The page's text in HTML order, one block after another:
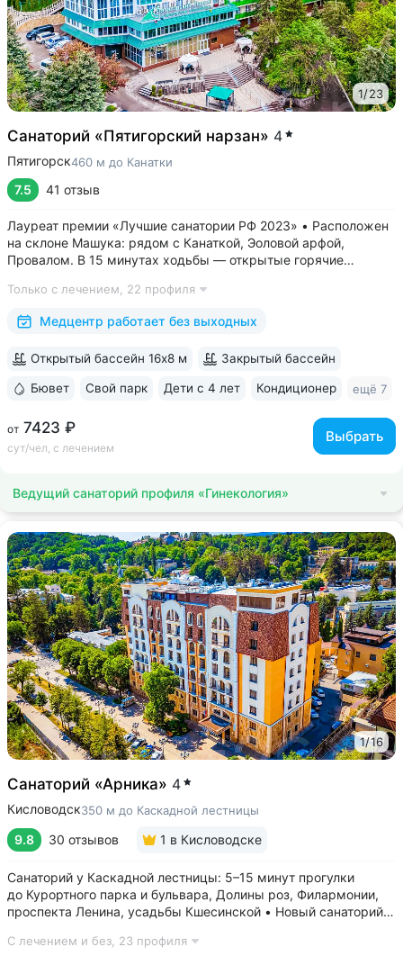
1/23
Санаторий «Пятигорский нарзан» 4
Пятигорск460 м до Канатки
7.5 41 отзыв
Лауреат премии «Лучшие санатории РФ 2023» • Расположен
на склоне Машука: рядом с Канаткой, Эоловой арфой,
Провалом. В 15 минутах ходьбы — открытые горячие
Эльбрус и Кавказский хребет — наблюдайте самые красивые
рассветы и закаты в городе •...
Только с лечением, 22 профиля
Медцентр работает без выходных
от 7423 ₽
сут/чел, с лечением
Выбрать
Открытый бассейн 16х8 м Закрытый бассейн
Бювет Свой парк Дети с 4 лет Кондиционер ещё 7
Ведущий санаторий профиля «Гинекология»
1/16
Санаторий «Арника» 4
Кисловодск350 м до Каскадной лестницы
9.8 30 отзывов 1 в Кисловодске
Санаторий у Каскадной лестницы: 5–15 минут прогулки
до Курортного парка и бульвара, Долины роз, Филармонии,
проспекта Ленина, усадьбы Кшесинской • Новый санаторий,
положительные. Многие гости отмечают, что санаторий
С лечением и без, 23 профиля